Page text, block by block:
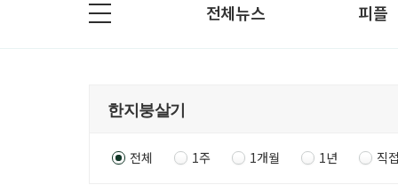
전체뉴스 피플
전체 1주 1개월 1년 직